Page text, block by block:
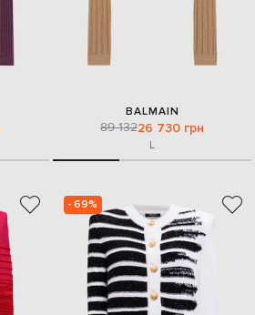
BALMAIN
89 13226 730 грн
L
- 69%